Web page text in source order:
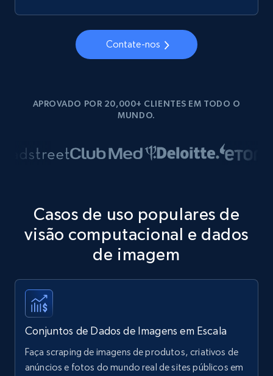
Contate-nos
APROVADO POR 20,000+ CLIENTES EM TODO O
MUNDO.
Casos de uso populares de
visão computacional e dados
de imagem
Conjuntos de Dados de Imagens em Escala
Faça scraping de imagens de produtos, criativos de
anúncios e fotos do mundo real de sites públicos em